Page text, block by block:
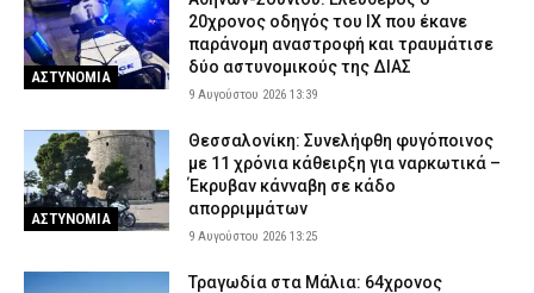
ΑΣΤΥΝΟΜΙΑ
20χρονος οδηγός του ΙΧ που έκανε
παράνομη αναστροφή και τραυμάτισε
δύο αστυνομικούς της ΔΙΑΣ
9 Αυγούστου 2026 13:39
ΑΣΤΥΝΟΜΙΑ
Θεσσαλονίκη: Συνελήφθη φυγόποινος
με 11 χρόνια κάθειρξη για ναρκωτικά –
Έκρυβαν κάνναβη σε κάδο
απορριμμάτων
9 Αυγούστου 2026 13:25
Τραγωδία στα Μάλια: 64χρονος